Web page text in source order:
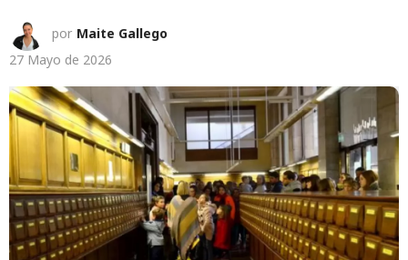
por Maite Gallego
27 Mayo de 2026